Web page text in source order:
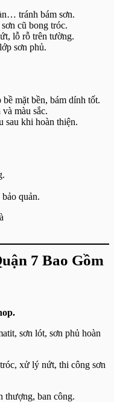
tránh bám sơn.
cũ bong tróc.
lỗ rỗ trên tường.
sơn phủ.
mặt bền, bám dính tốt.
màu sắc.
sau khi hoàn thiện.
quản.
7 Bao Gồm
sơn lót, sơn phủ hoàn
xử lý nứt, thi công sơn
thượng, ban công.